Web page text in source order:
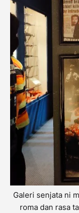
Galeri senjata ni
roma dan rasa